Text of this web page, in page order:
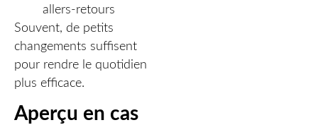
allers-retours
Souvent, de petits
changements suffisent
pour rendre le quotidien
plus efficace.
Aperçu en cas